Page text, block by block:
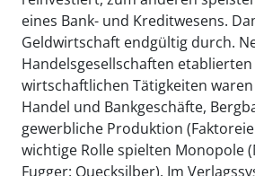
eines Bank- und Kreditwesens.
Geldwirtschaft endgültig durch.
Handelsgesellschaften
wirtschaftlichen Tätigkeiten
Handel und Bankgeschäfte,
gewerbliche Produktion
wichtige Rolle spielten Monopole
Fugger: Quecksilber). Im